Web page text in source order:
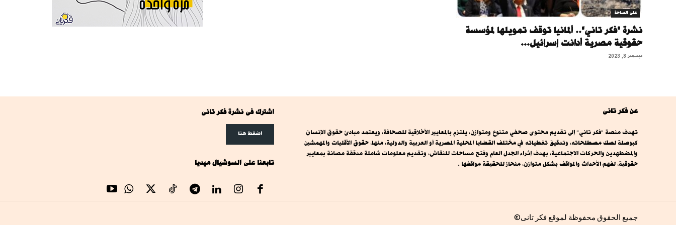
على الساحة
نشرة "فكر تاني".. ألمانيا توقف تمويلها لمؤسسة
حقوقية مصرية أدانت إسرائيل...
ديسمبر 8, 2023
عن فكر تانى
تهدف منصة "فكر تاني" إلى تقديم محتوى صحفي متنوع ومتوازن، يلتزم بالمعايير الأخلاقية للصحافة، ويعتمد مبادئ حقوق الإنسان
كبوصلة لصك مصطلحاته، وتدقيق تغطياته في مختلف القضايا المحلية المصرية أو العربية والدولية، منها، حقوق الأقليات والمهمشين
والمضطهدين والحركات الاجتماعية، بهدف إثراء الجدل العام وفتح مساحات للنقاش، وتقديم معلومات شاملة مدققة مصانة بمعايير
حقوقية، لفهم الأحداث والمواقف بشكل متوازن، منحاز للحقيقة مواقفها .
اشترك فى نشرة فكر تانى
اضغط هنا
تابعنا على السوشيال ميديا
جميع الحقوق محفوظة لموقع فكر تانى©